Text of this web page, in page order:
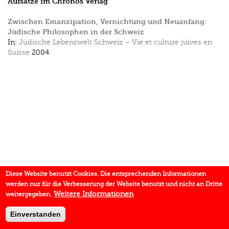
Zwischen Emanzipation, Vernichtung und Neuanfang:
Jüdische Philosophen in der Schweiz
In: Jüdische Lebenswelt Schweiz – Vie et culture juives en
Suisse 2004.
Diese Website benutzt Cookies. Die entsprechenden Informationen
werden nur für die Verbesserung der Website benutzt und nicht an Dritte
weitergegeben. Weitere Informationen
Einverstanden